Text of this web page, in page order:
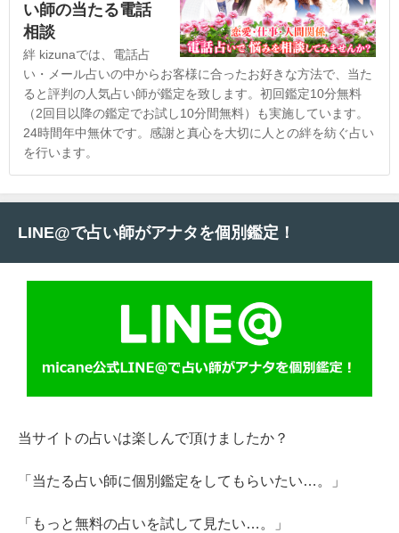
い師の当たる電話
相談
絆 kizunaでは、電話占
い・メール占いの中からお客様に合ったお好きな方法で、当た
ると評判の人気占い師が鑑定を致します。初回鑑定10分無料
（2回目以降の鑑定でお試し10分間無料）も実施しています。
24時間年中無休です。感謝と真心を大切に人との絆を紡ぐ占い
を行います。
LINE@で占い師がアナタを個別鑑定！
当サイトの占いは楽しんで頂けましたか？
「当たる占い師に個別鑑定をしてもらいたい…。」
「もっと無料の占いを試して見たい…。」